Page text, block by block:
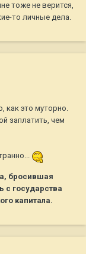
тоже не верится,
то личные дела.
как это муторно.
заплатить, чем
бросившая
с государства
капитала.